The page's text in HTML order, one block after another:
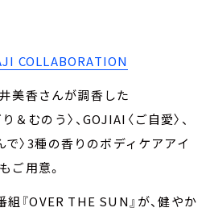
COLLABORATION
美⾹さんが調⾹した
むのう〉、GOJIAI〈ご⾃愛〉、
〉3種の⾹りのボディケアアイ
もご⽤意。
『OVER THE SUN』が、健やか